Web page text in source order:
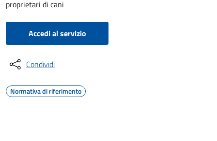
proprietari di cani
Accedi al servizio
Condividi
Normativa di riferimento